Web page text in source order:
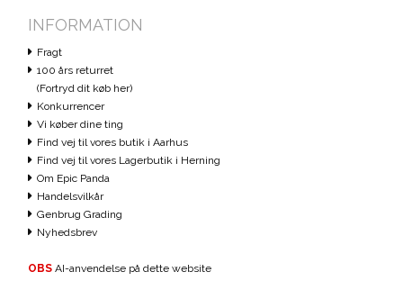
INFORMATION
Fragt
100 års returret
(Fortryd dit køb her)
Konkurrencer
Vi køber dine ting
Find vej til vores butik i Aarhus
Find vej til vores Lagerbutik i Herning
Om Epic Panda
Handelsvilkår
Genbrug Grading
Nyhedsbrev
OBS AI-anvendelse på dette website